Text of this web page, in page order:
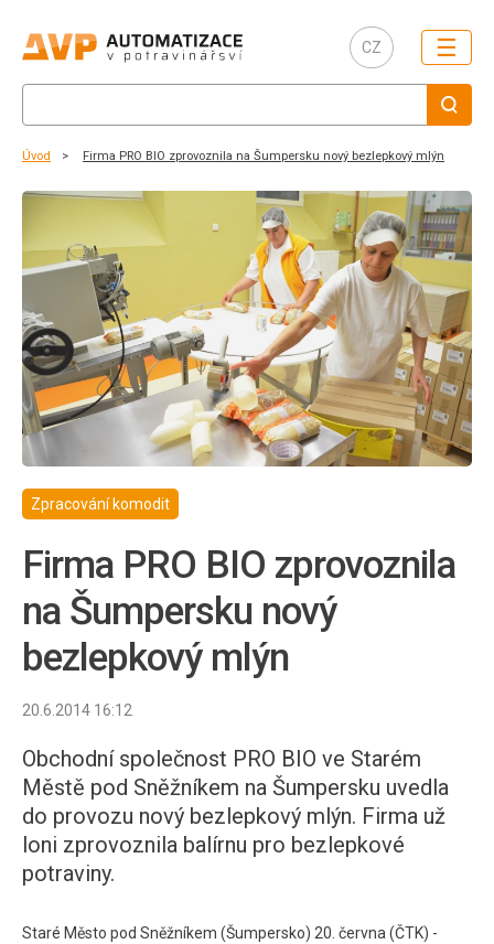
CZ ☰
Úvod Firma PRO BIO zprovoznila na Šumpersku nový bezlepkový mlýn
Zpracování komodit
Firma PRO BIO zprovoznila
na Šumpersku nový
bezlepkový mlýn
20.6.2014 16:12
Obchodní společnost PRO BIO ve Starém
Městě pod Sněžníkem na Šumpersku uvedla
do provozu nový bezlepkový mlýn. Firma už
loni zprovoznila balírnu pro bezlepkové
potraviny.
Staré Město pod Sněžníkem (Šumpersko) 20. června (ČTK) -